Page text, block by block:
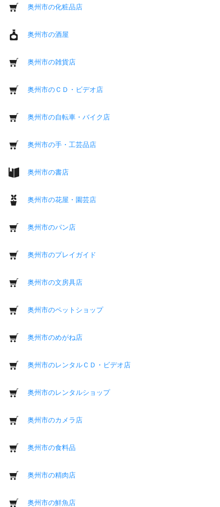
奥州市の化粧品店
奥州市の酒屋
奥州市の雑貨店
奥州市のＣＤ・ビデオ店
奥州市の自転車・バイク店
奥州市の手・工芸品店
奥州市の書店
奥州市の花屋・園芸店
奥州市のパン店
奥州市のプレイガイド
奥州市の文房具店
奥州市のペットショップ
奥州市のめがね店
奥州市のレンタルＣＤ・ビデオ店
奥州市のレンタルショップ
奥州市のカメラ店
奥州市の食料品
奥州市の精肉店
奥州市の鮮魚店